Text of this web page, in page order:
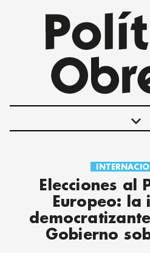
keyboard_arrow_down
MOVIMIENTO
MUJER
Elecciones al
Europeo: la
Gobierno